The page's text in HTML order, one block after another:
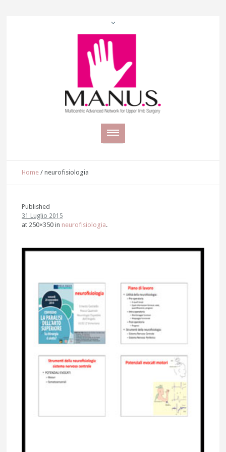
Home /neurofisiologia
Published
31 Luglio 2015
at 250×350 in neurofisiologia.